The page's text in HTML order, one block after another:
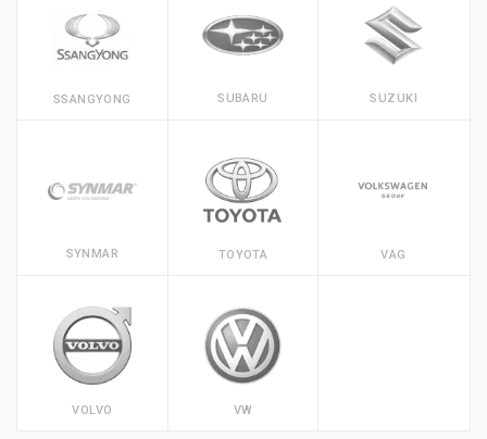
SSANGYONG SUBARU SUZUKI
SYNMAR TOYOTA VAG
VOLVO VW